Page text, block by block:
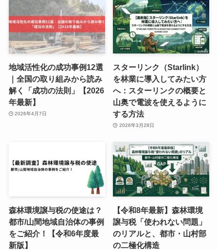
地域活性化の成功事例12選
｜全国の取り組みから読み
解く「成功の法則」【2026
年最新】
2026年4月7日
スターリンク（Starlink）
を林業に導入してみたい方
へ：スターリンクの概要と
山奥で電波を使えるように
する方法
2026年3月28日
森林環境譲与税の使途は？
都市/山間地域自治体の事例
をご紹介！【令和6年度最
新版】
【令和8年最新】森林環境
譲与税「使われない問題」
のリアルと、都市・山村部
の二極化構造